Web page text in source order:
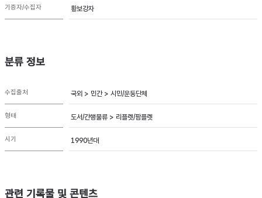
기증자/수집자 황보강자
분류 정보
수집출처 국외 > 민간 > 시민/운동단체
형태 도서/간행물류 > 리플렛/팜플렛
시기 1990년대
관련 기록물 및 콘텐츠